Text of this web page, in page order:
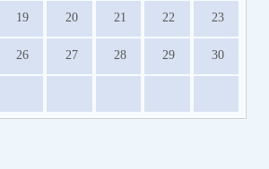
19 20 21 22 23
26 27 28 29 30